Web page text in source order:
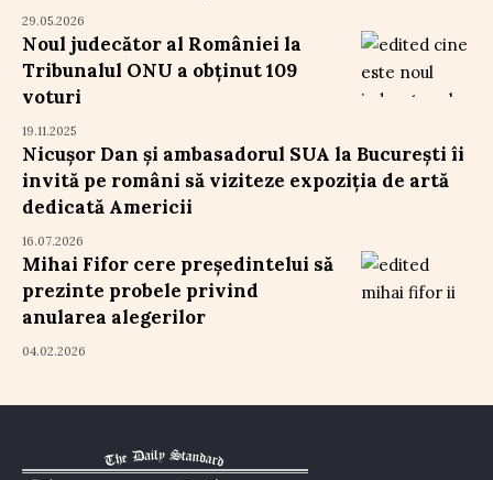
29.05.2026
Noul judecător al României la
Tribunalul ONU a obținut 109
voturi
19.11.2025
Nicușor Dan și ambasadorul SUA la București îi
invită pe români să viziteze expoziția de artă
dedicată Americii
16.07.2026
Mihai Fifor cere președintelui să
prezinte probele privind
anularea alegerilor
04.02.2026